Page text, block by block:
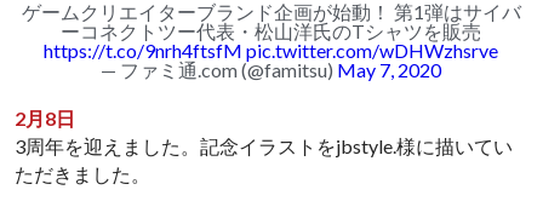
ゲームクリエイターブランド企画が始動！ 第1弾はサイバ
ーコネクトツー代表・松山洋氏のTシャツを販売
https://t.co/9nrh4ftsfM pic.twitter.com/wDHWzhsrve
— ファミ通.com (@famitsu) May 7, 2020
2月8日
3周年を迎えました。記念イラストをjbstyle.様に描いてい
ただきました。